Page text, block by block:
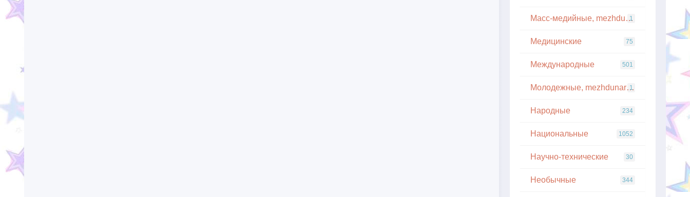
Масс-медийные, mezhdunarodnye
1
Медицинские 75
Международные 501
Молодежные, mezhdunarodnye
1
Народные 234
Национальные 1052
Научно-технические 30
Необычные 344